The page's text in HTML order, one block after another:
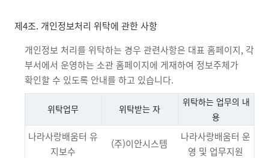
제4조. 개인정보처리 위탁에 관한 사항
개인정보 처리를 위탁하는 경우 관련사항은 대표 홈페이지, 각
부서에서 운영하는 소관 홈페이지에 게재하여 정보주체가
확인할 수 있도록 안내를 하고 있습니다.
위탁업무 위탁받는 자
위탁하는 업무의 내
용
나라사랑배움터 유
지보수
(주)이안시스템
나라사랑배움터 운
영 및 업무지원